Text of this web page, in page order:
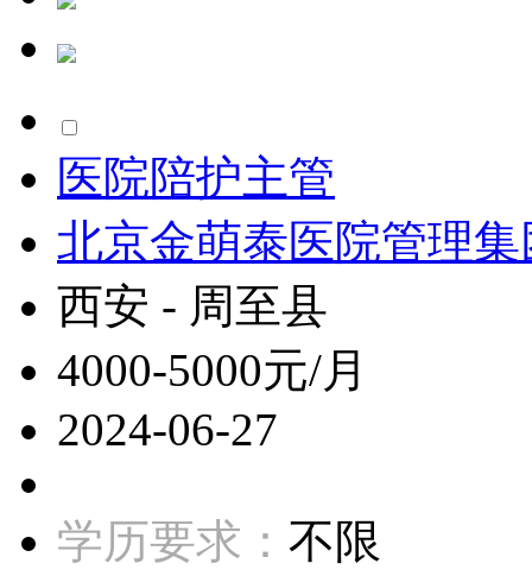
医院陪护主管
北京金萌泰医院管理
西安 - 周至县
4000-5000元/月
2024-06-27
学历要求： 不限